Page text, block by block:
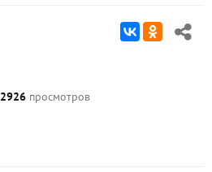
2926 просмотров